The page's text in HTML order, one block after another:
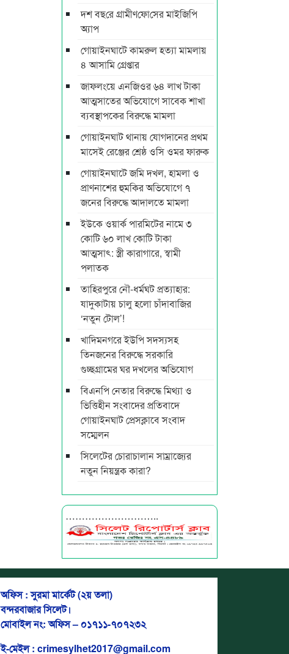
দশ বছ‌রে গ্রামীণ‌ফো‌সের মাইজিপি
অ্যাপ
গোয়াইনঘাটে কামরুল হত্যা মামলায়
৪ আসামি গ্রেপ্তার
জাফলংয়ে এনজিওর ৬৪ লাখ টাকা
আত্মসাতের অভিযোগে সাবেক শাখা
ব্যবস্থাপকের বিরুদ্ধে মামলা
গোয়াইনঘাট থানায় যোগদানের প্রথম
মাসেই রেঞ্জের শ্রেষ্ঠ ওসি ওমর ফারুক
গোয়াইনঘাটে জমি দখল, হামলা ও
প্রাণনাশের হুমকির অভিযোগে ৭
জনের বিরুদ্ধে আদালতে মামলা
ইউকে ওয়ার্ক পারমিটের নামে ৩
কোটি ৬০ লাখ কোটি টাকা
আত্মসাৎ: স্ত্রী কারাগারে, স্বামী
পলাতক
তাহিরপুরে নৌ-ধর্মঘট প্রত্যাহার:
যাদুকাটায় চালু হলো চাঁদাবাজির
‘নতুন টোল’!
খাদিমনগরে ইউপি সদস্যসহ
তিনজনের বিরুদ্ধে সরকারি
গুচ্ছগ্রামের ঘর দখলের অভিযোগ
বিএনপি নেতার বিরুদ্ধে মিথ্যা ও
ভিত্তিহীন সংবাদের প্রতিবাদে
গোয়াইনঘাট প্রেসক্লাবে সংবাদ
সম্মেলন
সিলেটের চোরাচালান সাম্রাজ্যের
নতুন নিয়ন্ত্রক কারা?
………………………..
অফিস : সুরমা মার্কেট (২য় তলা)
বন্দরবাজার সিলেট।
মোবাইল নং: অফিস – ০১৭১১-৭০৭২৩২
ই-মেইল : crimesylhet2017@gmail.com